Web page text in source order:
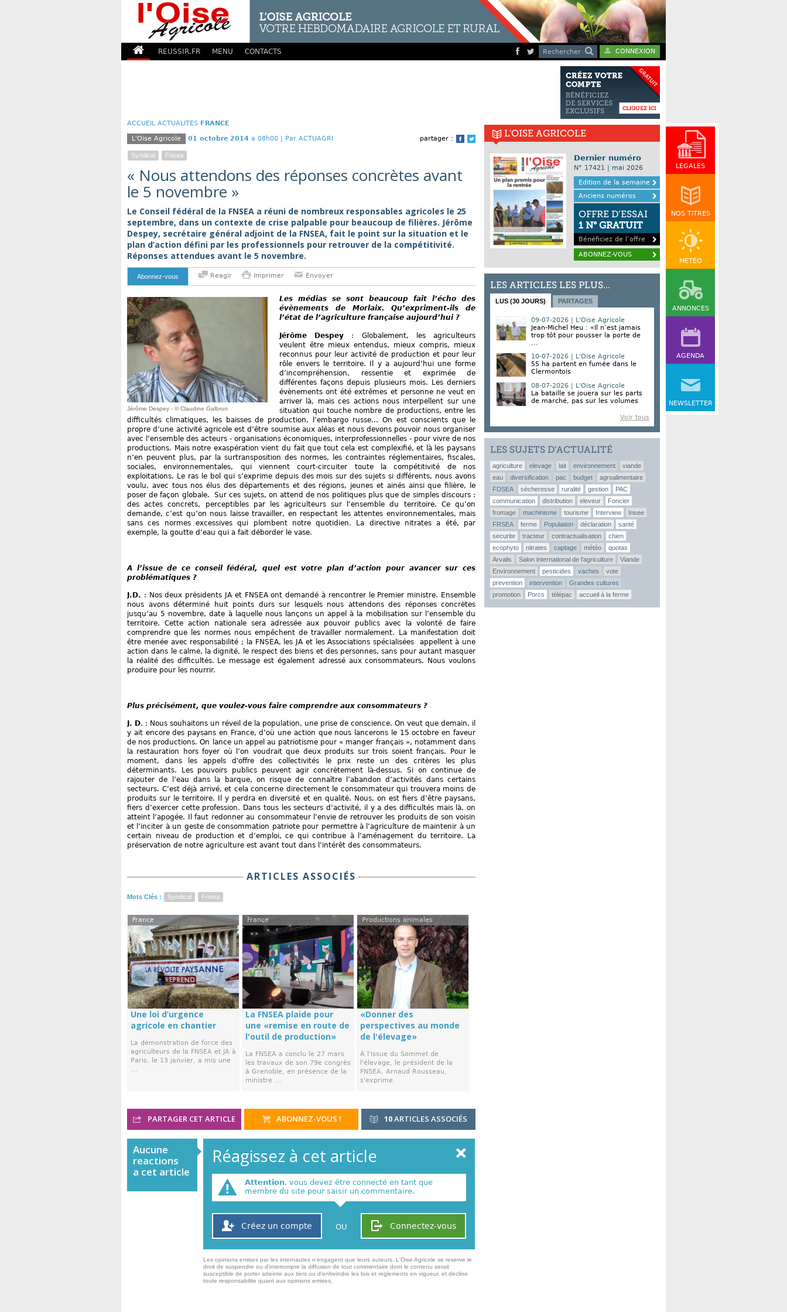
REUSSIR.FR MENU CONTACTS Rechercher CONNEXION
LÉGALES
NOS TITRES
MÉTÉO
ANNONCES
AGENDA
NEWSLETTER
ACCUEIL ACTUALITÉS FRANCE
partager :
Facebook
Twitter
L'Oise Agricole 01 octobre 2014 a 08h00 | Par ACTUAGRI
Syndical Fnsea
« Nous attendons des réponses concrètes avant
le 5 novembre »
Le Conseil fédéral de la FNSEA a réuni de nombreux responsables agricoles le 25
septembre, dans un contexte de crise palpable pour beaucoup de filières. Jérôme
Despey, secrétaire général adjoint de la FNSEA, fait le point sur la situation et le
plan d’action défini par les professionnels pour retrouver de la compétitivité.
Réponses attendues avant le 5 novembre.
Abonnez-vous Reagir Imprimer Envoyer
Jérôme Despey - © Claudine Galbrun
Les médias se sont beaucoup fait l’écho des
évènements de Morlaix. Qu’expriment-ils de
l’état de l’agriculture française aujourd’hui ?
Jérôme Despey : Globalement, les agriculteurs
veulent être mieux entendus, mieux compris, mieux
reconnus pour leur activité de production et pour leur
rôle envers le territoire. Il y a aujourd’hui une forme
d’incompréhension, ressentie et exprimée de
différentes façons depuis plusieurs mois. Les derniers
évènements ont été extrêmes et personne ne veut en
arriver là, mais ces actions nous interpellent sur une
situation qui touche nombre de productions, entre les
difficultés climatiques, les baisses de production, l’embargo russe… On est conscients que le
propre d’une activité agricole est d’être soumise aux aléas et nous devons pouvoir nous organiser
avec l’ensemble des acteurs - organisations économiques, interprofessionnelles - pour vivre de nos
productions. Mais notre exaspération vient du fait que tout cela est complexifié, et là les paysans
n’en peuvent plus, par la surtransposition des normes, les contraintes réglementaires, fiscales,
sociales, environnementales, qui viennent court-circuiter toute la compétitivité de nos
exploitations. Le ras le bol qui s’exprime depuis des mois sur des sujets si différents, nous avons
voulu, avec tous nos élus des départements et des régions, jeunes et ainés ainsi que filière, le
poser de façon globale. Sur ces sujets, on attend de nos politiques plus que de simples discours :
des actes concrets, perceptibles par les agriculteurs sur l’ensemble du territoire. Ce qu’on
demande, c’est qu’on nous laisse travailler, en respectant les attentes environnementales, mais
sans ces normes excessives qui plombent notre quotidien. La directive nitrates a été, par
exemple, la goutte d’eau qui a fait déborder le vase.
A l’issue de ce conseil fédéral, quel est votre plan d’action pour avancer sur ces
problématiques ?
J.D. : Nos deux présidents JA et FNSEA ont demandé à rencontrer le Premier ministre. Ensemble
nous avons déterminé huit points durs sur lesquels nous attendons des réponses concrètes
jusqu’au 5 novembre, date à laquelle nous lançons un appel à la mobilisation sur l’ensemble du
territoire. Cette action nationale sera adressée aux pouvoir publics avec la volonté de faire
comprendre que les normes nous empêchent de travailler normalement. La manifestation doit
être menée avec responsabilité ; la FNSEA, les JA et les Associations spécialisées appellent à une
action dans le calme, la dignité, le respect des biens et des personnes, sans pour autant masquer
la réalité des difficultés. Le message est également adressé aux consommateurs. Nous voulons
produire pour les nourrir.
Plus précisément, que voulez-vous faire comprendre aux consommateurs ?
J. D. : Nous souhaitons un réveil de la population, une prise de conscience. On veut que demain, il
y ait encore des paysans en France, d’où une action que nous lancerons le 15 octobre en faveur
de nos productions. On lance un appel au patriotisme pour « manger français », notamment dans
la restauration hors foyer où l’on voudrait que deux produits sur trois soient français. Pour le
moment, dans les appels d'offre des collectivités le prix reste un des critères les plus
déterminants. Les pouvoirs publics peuvent agir concrètement là-dessus. Si on continue de
rajouter de l’eau dans la barque, on risque de connaître l’abandon d’activités dans certains
secteurs. C’est déjà arrivé, et cela concerne directement le consommateur qui trouvera moins de
produits sur le territoire. Il y perdra en diversité et en qualité. Nous, on est fiers d’être paysans,
fiers d’exercer cette profession. Dans tous les secteurs d’activité, il y a des difficultés mais là, on
atteint l’apogée. Il faut redonner au consommateur l’envie de retrouver les produits de son voisin
et l’inciter à un geste de consommation patriote pour permettre à l’agriculture de maintenir à un
certain niveau de production et d’emploi, ce qui contribue à l’aménagement du territoire. La
préservation de notre agriculture est avant tout dans l’intérêt des consommateurs.
ARTICLES ASSOCIÉS
Mots Clés : Syndical Fnsea
France
Une loi d’urgence
agricole en chantier
La démonstration de force des
agriculteurs de la FNSEA et JA à
Paris, le 13 janvier, a mis une
...
France
La FNSEA plaide pour
une «remise en route de
l'outil de production»
La FNSEA a conclu le 27 mars
les travaux de son 79e congrès
à Grenoble, en présence de la
ministre ...
Productions animales
«Donner des
perspectives au monde
de l'élevage»
À l'issue du Sommet de
l'élevage, le président de la
FNSEA, Arnaud Rousseau,
s'exprime.
10ARTICLES ASSOCIÉS
PARTAGER CET ARTICLE ABONNEZ-VOUS !
Aucune
reactions
a cet article
Réagissez à cet article
Attention, vous devez être connecté en tant que
membre du site pour saisir un commentaire.
Connectez-vous
Créez un compte OU
Les opinions emises par les internautes n'engagent que leurs auteurs. L'Oise Agricole se reserve le
droit de suspendre ou d'interrompre la diffusion de tout commentaire dont le contenu serait
susceptible de porter atteinte aux tiers ou d'enfreindre les lois et reglements en vigueur, et decline
toute responsabilite quant aux opinions emises,
L'OISE AGRICOLE
Dernier numéro
N° 17421 | mai 2026
Edition de la semaine
Anciens numéros
OFFRE D’ESSAI
1 N° GRATUIT
Bénéficiez de l’offre
ABONNEZ-VOUS
LES ARTICLES LES PLUS...
LUS (30 JOURS) PARTAGES
09-07-2026 | L'Oise Agricole
Jean-Michel Heu : «Il n’est jamais
trop tôt pour pousser la porte de
...
10-07-2026 | L'Oise Agricole
55 ha partent en fumée dans le
Clermontois
08-07-2026 | L'Oise Agricole
La bataille se jouera sur les parts
de marché, pas sur les volumes
Voir tous
LES SUJETS D’ACTUALITÉ
agriculture elevage lait environnement
viande
eau
diversification pac budget
agroalimentaire
FDSEA
sécheresse ruralité gestion
PAC
communication
distribution eleveur
Foncier
fromage
machinisme tourisme Interview
Insee
FRSEA
ferme Population déclaration
santé
securite
tracteur contractualisation
chien
ecophyto
nitrates captage météo
quotas
Arvalis
Salon international de l'agriculture
Viande
Environnement
pesticides vaches
vote
prevention
intervention
Grandes cultures
promotion
Porcs télépac accueil à la ferme